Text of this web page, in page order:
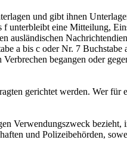
und gibt ihnen
unterbleibt eine Mitteilung,
ausländischen
a bis c oder Nr. 7 Buchstabe
begangen oder
gerichtet werden. Wer für
Verwendungszweck
und Polizeibehörden,